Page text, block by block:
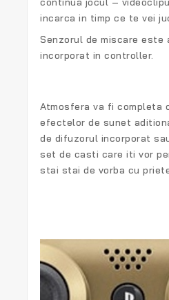
incarca in timp ce te vei
Senzorul de miscare este
incorporat in controller.
Atmosfera va fi completa
efectelor de sunet
de difuzorul incorporat
set de casti care iti vor
stai stai de vorba cu